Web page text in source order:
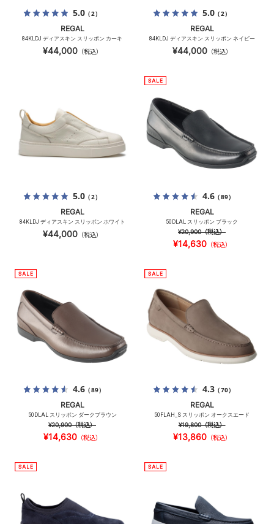
5.0（2）
REGAL
84KLDJ ディアスキン スリッポン カーキ
¥44,000（税込）
5.0（2）
REGAL
84KLDJ ディアスキン スリッポン ネイビー
¥44,000（税込）
5.0（2）
REGAL
84KLDJ ディアスキン スリッポン ホワイト
¥44,000（税込）
4.6（89）
REGAL
50DLAL スリッポン ブラック
¥20,900（税込）
¥14,630（税込）
4.6（89）
REGAL
50DLAL スリッポン ダークブラウン
¥20,900（税込）
¥14,630（税込）
4.3（70）
REGAL
50FLAH_S スリッポン オークスエード
¥19,800（税込）
¥13,860（税込）